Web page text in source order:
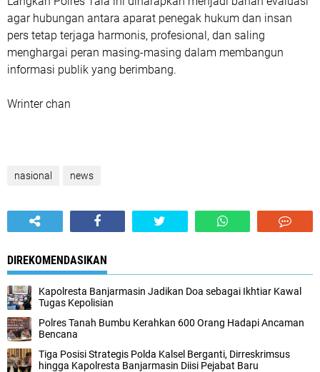
agar hubungan antara aparat penegak hukum dan insan
pers tetap terjaga harmonis, profesional, dan saling
menghargai peran masing-masing dalam membangun
informasi publik yang berimbang.
Wrinter chan
nasional news
DIREKOMENDASIKAN
Kapolresta Banjarmasin Jadikan Doa sebagai Ikhtiar Kawal
Tugas Kepolisian
Polres Tanah Bumbu Kerahkan 600 Orang Hadapi Ancaman
Bencana
Tiga Posisi Strategis Polda Kalsel Berganti, Dirreskrimsus
hingga Kapolresta Banjarmasin Diisi Pejabat Baru